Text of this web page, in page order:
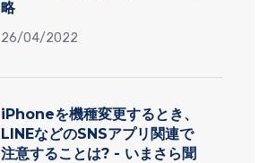
略
26/04/2022
iPhoneを機種変更するとき、
LINEなどのSNSアプリ関連で
注意することは? - いまさら聞